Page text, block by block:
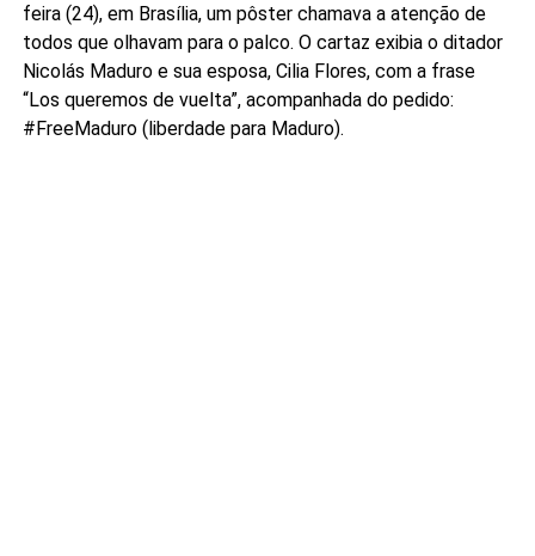
feira (24), em Brasília, um pôster chamava a atenção de
todos que olhavam para o palco. O cartaz exibia o ditador
Nicolás Maduro e sua esposa, Cilia Flores, com a frase
“Los queremos de vuelta”, acompanhada do pedido:
#FreeMaduro (liberdade para Maduro).